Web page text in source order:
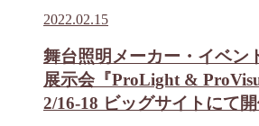
2022.02.15
舞台照明メーカー・イベン
展示会『ProLight &
2/16-18 ビッグサイトにて